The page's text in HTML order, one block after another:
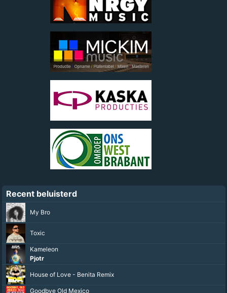
Recent beluisterd
My Bro
Toxic
Kameleon
Pjotr
House of Love - Benita Remix
Goodbye Old Mexico